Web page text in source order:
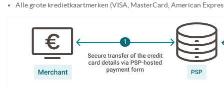
Alle grote kredietkaartmerken (VISA, MasterCard, American